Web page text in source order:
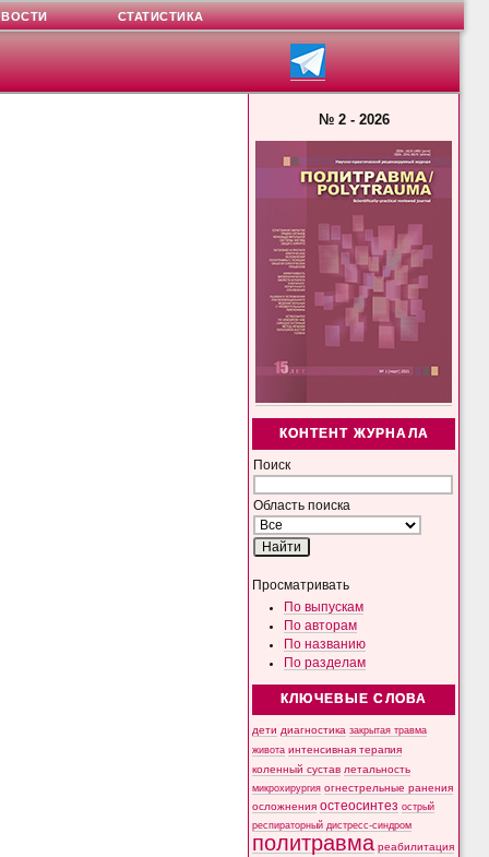
№ 2 - 2026
КОНТЕНТ ЖУРНАЛА
Поиск
Область поиска
Просматривать
По выпускам
По авторам
По названию
По разделам
КЛЮЧЕВЫЕ СЛОВА
дети диагностика закрытая травма
живота интенсивная терапия
коленный сустав летальность
микрохирургия огнестрельные ранения
осложнения остеосинтез острый
респираторный дистресс-синдром
политравма реабилитация
СТАТИСТИКА